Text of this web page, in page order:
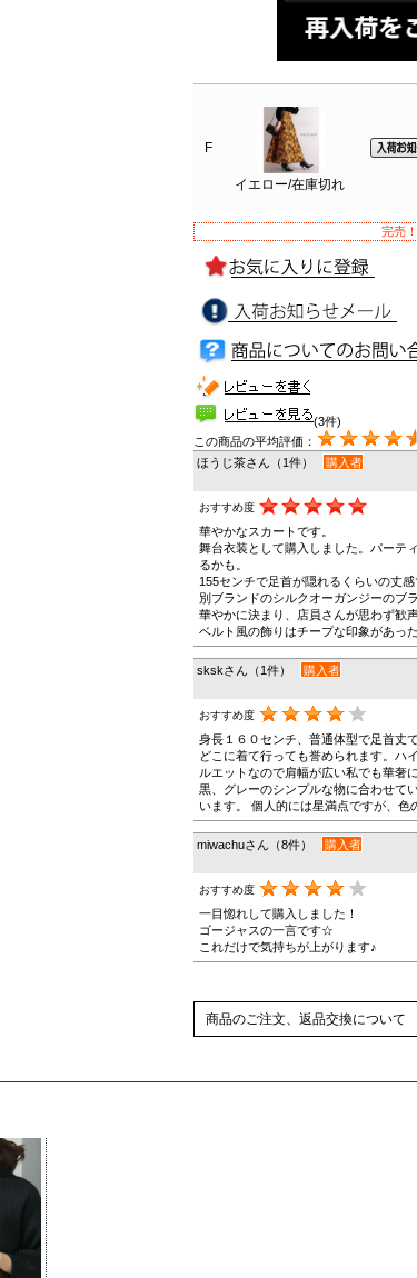
F
イエロー/在庫切れ
完売
(3件)
この商品の平均評価：
ほうじ茶さん（1件）
購入者
おすすめ度
華やかなスカートです。
舞台衣装として購入しました。パーテ
るかも。
155センチで足首が隠れるくらいの丈感
別ブランドのシルクオーガンジーのブ
華やかに決まり、店員さんが思わず歓
ベルト風の飾りはチープな印象があっ
skskさん（1件）
購入者
おすすめ度
身長１６０センチ、普通体型で足首丈で
どこに着て行っても誉められます。ハ
ルエットなので肩幅が広い私でも華奢
黒、グレーのシンプルな物に合わせて
います。 個人的には星満点ですが、色
miwachuさん（8件）
購入者
おすすめ度
一目惚れして購入しました！
ゴージャスの一言です☆
これだけで気持ちが上がります♪
商品のご注文、返品交換について